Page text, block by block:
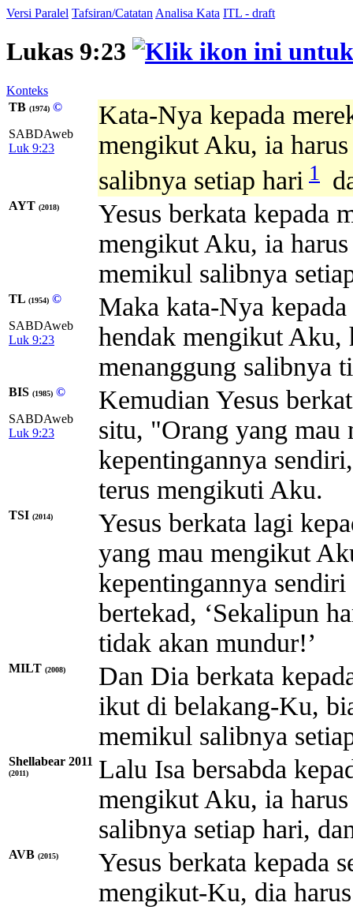
Versi Paralel Tafsiran/Catatan Analisa Kata ITL - draft
Lukas 9:23
Konteks
TB (1974) ©
SABDAweb
Luk 9:23
Kata-Nya kepada
mengikut Aku, ia
salibnya setiap hari 1
AYT (2018)
Yesus berkata kepada
mengikut Aku, ia
memikul salibnya
TL (1954) ©
SABDAweb
Luk 9:23
Maka kata-Nya
hendak mengikut Aku,
menanggung salibnya
BIS (1985) ©
SABDAweb
Luk 9:23
Kemudian Yesus
situ, "Orang yang mau
kepentingannya
terus mengikuti Aku.
TSI (2014)
Yesus berkata lagi
yang mau mengikut
kepentingannya
bertekad, ‘Sekalipun
tidak akan mundur!’
MILT (2008)
Dan Dia berkata
ikut di belakang-Ku,
memikul salibnya
Shellabear 2011
(2011)
Lalu Isa bersabda
mengikut Aku, ia
salibnya setiap hari,
AVB (2015)
Yesus berkata kepada
mengikut-Ku, dia